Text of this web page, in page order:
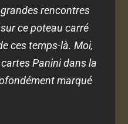
rencontres
ce poteau carré
ces temps-là. Moi,
Panini dans la
marqué